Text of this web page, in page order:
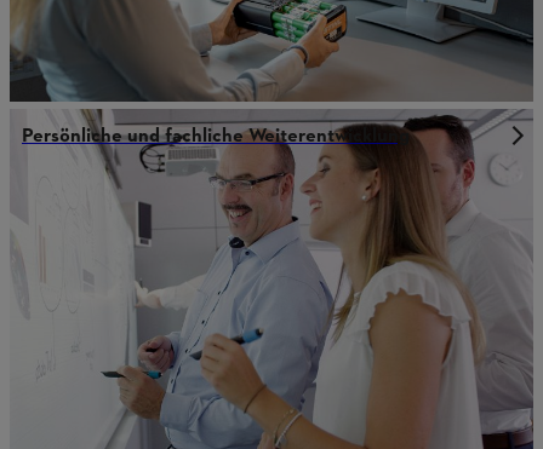
Persönliche und fachliche Weiterentwicklung